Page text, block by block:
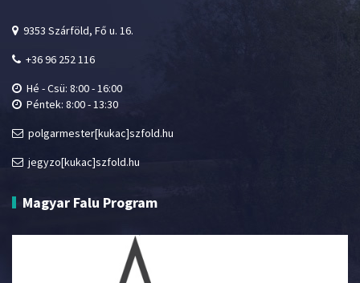
9353 Szárföld, Fő u. 16.
+36 96 252 116
Hé - Csü: 8:00 - 16:00
Péntek: 8:00 - 13:30
polgarmester[kukac]szfold.hu
jegyzo[kukac]szfold.hu
Magyar Falu Program